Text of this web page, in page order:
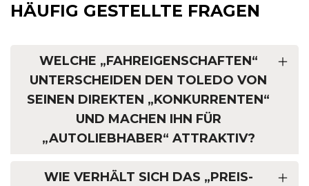
HÄUFIG GESTELLTE FRAGEN
WELCHE „FAHREIGENSCHAFTEN“
UNTERSCHEIDEN DEN TOLEDO VON
SEINEN DIREKTEN „KONKURRENTEN“
UND MACHEN IHN FÜR
„AUTOLIEBHABER“ ATTRAKTIV?
WIE VERHÄLT SICH DAS „PREIS-